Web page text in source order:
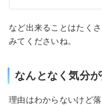
など出来ることはたく
みてくださいね。
なんとなく気分
理由はわからないけど